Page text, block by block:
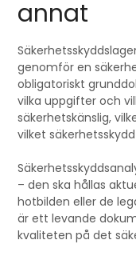
annat
genomför en
obligatoriskt
vilka uppgifter och
säkerhetskänslig,
vilket
– den ska hållas
hotbilden eller de
är ett levande
kvaliteten på det